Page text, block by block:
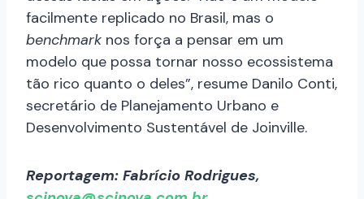
facilmente replicado no Brasil, mas o
benchmark nos força a pensar em um
modelo que possa tornar nosso ecossistema
tão rico quanto o deles”, resume Danilo Conti,
secretário de Planejamento Urbano e
Desenvolvimento Sustentável de Joinville.
Reportagem: Fabrício Rodrigues,